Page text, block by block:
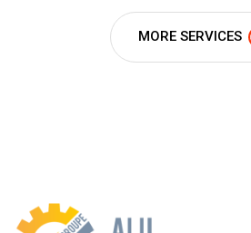
MORE SERVICES